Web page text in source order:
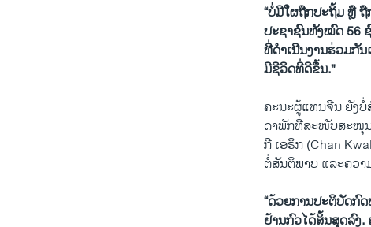
“ບໍ່​ມີ​ໃຜ​ຖືກ​ປະ​ຖິ້ມ ຫຼື
ປະຊາຊົນ​ທັງໝົດ 56
ທີ່​ດໍາເນີນງານຮ່ວມ​ກັ
ມີຊີວິດທີ່ດີຂຶ້ນ."
ຄະ​ນະ​ຜູ້​ແທນ​ຈີນ ​ຍັງ​ບໍ່
ດາ​ພັກທີ່​ສະ​ໜັບ​ສະ​ໜຸນ​
ກີ ເອຣິກ (Chan
ຕໍ່​ສັນຕິພາບ ​ແລະ​ຄວ
“ດ້ວຍ​ການ​ປະຕິບັດ​ກົ
ຢ້ານ​ກົວ​ໄດ້​ສິ້ນ​ສຸດ​ລົງ.